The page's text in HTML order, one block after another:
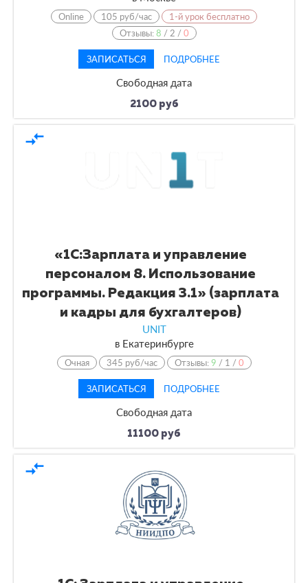
Online 105 руб/час
1-й урок бесплатно
Отзывы:8 / 2 /0
ЗАПИСАТЬСЯ ПОДРОБНЕЕ
Свободная дата
2100 руб
compare_arrows
«1С:Зарплата и управление
персоналом 8. Использование
программы. Редакция 3.1» (зарплата
и кадры для бухгалтеров)
UNIT
вЕкатеринбурге
Очная 345 руб/час Отзывы:9 / 1 /0
ЗАПИСАТЬСЯ ПОДРОБНЕЕ
Свободная дата
11100 руб
compare_arrows